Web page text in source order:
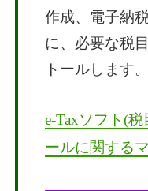
作成、電子納
に、必要な税
トールします。
e-Taxソフト(
ールに関する